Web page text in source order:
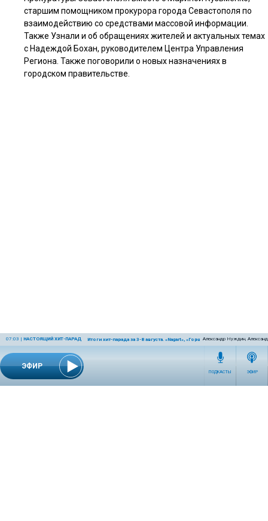
ЭФИР
07:03 | НАСТОЯЩИЙ ХИТ-ПАРАД Итоги хит-парада за 3-8 августа. «Nagart», «Горшенёв» и «Крематорий»
Александр Нуждин,
ПОДКАСТЫ ЭФИР
старшим помощником прокурора города Севастополя по
взаимодействию со средствами массовой информации.
Также Узнали и об обращениях жителей и актуальных темах
с Надеждой Бохан, руководителем Центра Управления
Региона. Также поговорили о новых назначениях в
городском правительстве.